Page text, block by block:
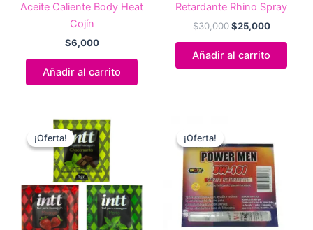
Aceite Caliente Body Heat
Cojín
$6,000
Añadir al carrito
Retardante Rhino Spray
$30,000 El
original
era:
$25,000El
es:
Añadir al carrito
¡Oferta!
¡Oferta! ¡Oferta!
¡Oferta!